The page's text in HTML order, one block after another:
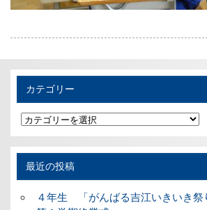
カテゴリー
カ
テ
ゴ
リ
最近の投稿
４年生 「がんばる吉江いきいき祭